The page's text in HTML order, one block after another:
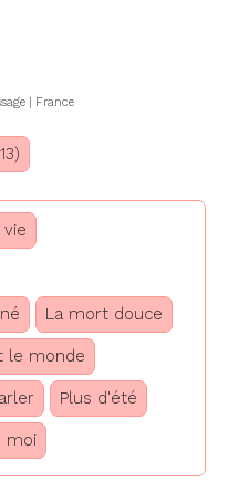
| France
La mort douce
le monde
Plus d'été
moi